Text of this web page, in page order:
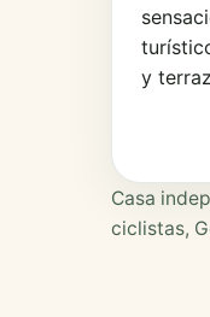
y
Casa
ciclistas,